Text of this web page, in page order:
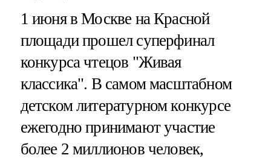
1 июня в Москве на Красной
площади прошел суперфинал
конкурса чтецов "Живая
классика". В самом масштабном
детском литературном конкурсе
ежегодно принимают участие
более 2 миллионов человек,